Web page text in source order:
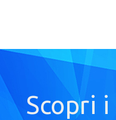
Scopri